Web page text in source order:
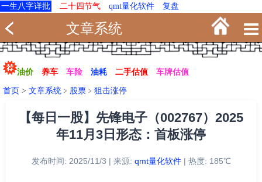
一生八字详批 二十四节气 qmt量化软件 复盘
文章系统
油价 养车 车险 油耗 二手估值 车牌估值
首页 > 文章系统 ﹥ 股票 ﹥ 狙击涨停
【每日一股】先锋电子（002767）2025
年11月3日形态：首板涨停
发布时间: 2025/11/3 | 来源: qmt量化软件| 热度: 185℃